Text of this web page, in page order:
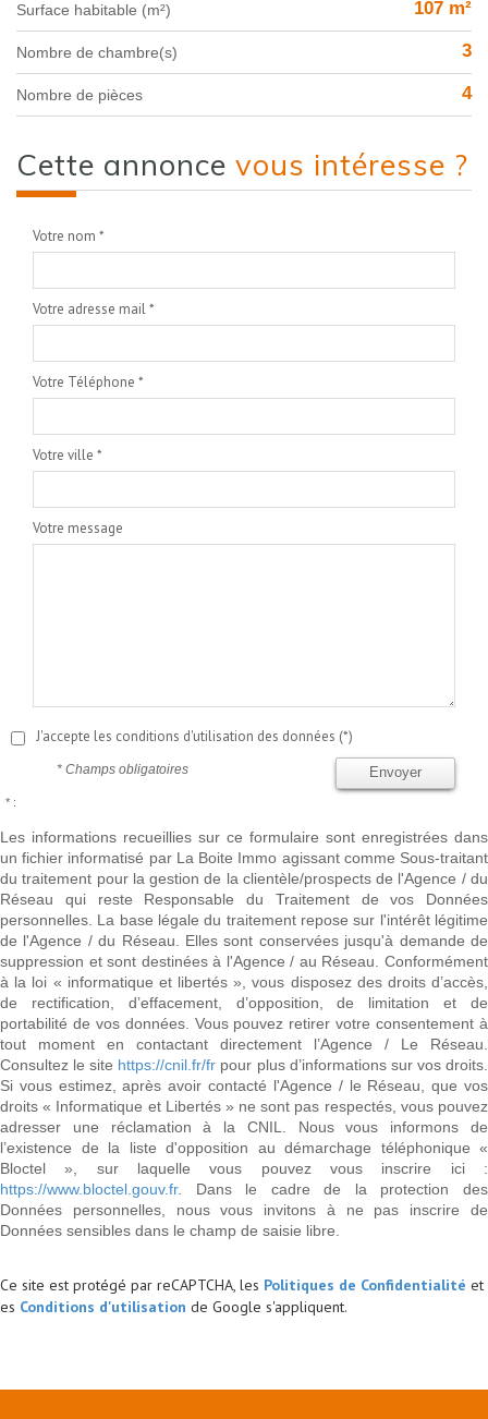
Surface habitable (m²) 107 m²
Nombre de chambre(s) 3
Nombre de pièces 4
cette annonce vous intéresse ?
Votre nom *
Votre adresse mail *
Votre Téléphone *
Votre ville *
Votre message
J'accepte les conditions d'utilisation des données (*)
Envoyer
* Champs obligatoires
* :
Les informations recueillies sur ce formulaire sont enregistrées dans
un fichier informatisé par La Boite Immo agissant comme Sous-traitant
du traitement pour la gestion de la clientèle/prospects de l'Agence / du
Réseau qui reste Responsable du Traitement de vos Données
personnelles. La base légale du traitement repose sur l'intérêt légitime
de l'Agence / du Réseau. Elles sont conservées jusqu'à demande de
suppression et sont destinées à l'Agence / au Réseau. Conformément
à la loi « informatique et libertés », vous disposez des droits d’accès,
de rectification, d’effacement, d’opposition, de limitation et de
portabilité de vos données. Vous pouvez retirer votre consentement à
tout moment en contactant directement l’Agence / Le Réseau.
Consultez le site https://cnil.fr/fr pour plus d’informations sur vos droits.
Si vous estimez, après avoir contacté l'Agence / le Réseau, que vos
droits « Informatique et Libertés » ne sont pas respectés, vous pouvez
adresser une réclamation à la CNIL. Nous vous informons de
l’existence de la liste d'opposition au démarchage téléphonique «
Bloctel », sur laquelle vous pouvez vous inscrire ici :
https://www.bloctel.gouv.fr. Dans le cadre de la protection des
Données personnelles, nous vous invitons à ne pas inscrire de
Données sensibles dans le champ de saisie libre.
Ce site est protégé par reCAPTCHA, les Politiques de Confidentialité et
es Conditions d'utilisation de Google s'appliquent.